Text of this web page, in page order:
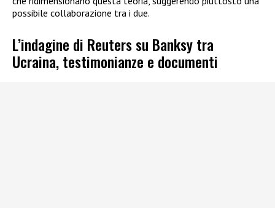
possibile collaborazione tra i due.
L’indagine di Reuters su Banksy tra
Ucraina, testimonianze e documenti